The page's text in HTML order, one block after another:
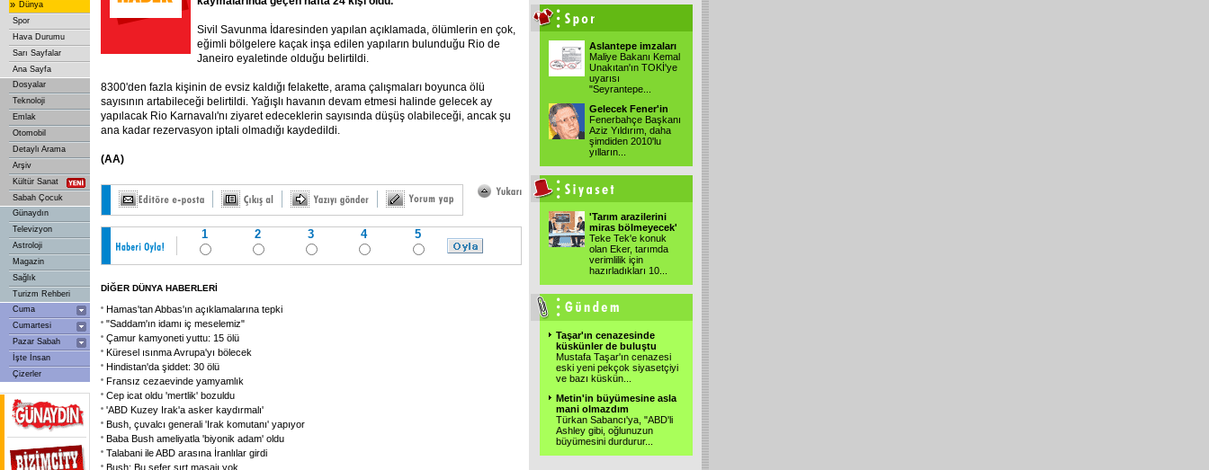
» Dünya
Spor
Hava Durumu
Sarı Sayfalar
Ana Sayfa
Dosyalar
Teknoloji
Emlak
Otomobil
Detaylı Arama
Arşiv
Kültür Sanat
Sabah Çocuk
Günaydın
Televizyon
Astroloji
Magazin
Sağlık
Turizm Rehberi
Cuma
Cumartesi
Pazar Sabah
İşte İnsan
Çizerler
Sivil Savunma İdaresinden yapılan açıklamada, ölümlerin en çok,
eğimli bölgelere kaçak inşa edilen yapıların bulunduğu Rio de
Janeiro eyaletinde olduğu belirtildi.
8300'den fazla kişinin de evsiz kaldığı felakette, arama çalışmaları boyunca ölü
sayısının artabileceği belirtildi. Yağışlı havanın devam etmesi halinde gelecek ay
yapılacak Rio Karnavalı'nı ziyaret edeceklerin sayısında düşüş olabileceği, ancak şu
ana kadar rezervasyon iptali olmadığı kaydedildi.
(AA)
1 2 3 4 5
DİĞER DÜNYA HABERLERİ
Hamas'tan Abbas'ın açıklamalarına tepki
"Saddam'ın idamı iç meselemiz"
Çamur kamyoneti yuttu: 15 ölü
Küresel ısınma Avrupa'yı bölecek
Hindistan'da şiddet: 30 ölü
Fransız cezaevinde yamyamlık
Cep icat oldu 'mertlik' bozuldu
'ABD Kuzey Irak'a asker kaydırmalı'
Bush, çuvalcı generali 'Irak komutanı' yapıyor
Baba Bush ameliyatla 'biyonik adam' oldu
Talabani ile ABD arasına İranlılar girdi
Bush: Bu sefer sırt masajı yok
Aslantepe imzaları
Maliye Bakanı Kemal
Unakıtan'ın TOKİ'ye
uyarısı
"Seyrantepe...
Gelecek Fener'in
Fenerbahçe Başkanı
Aziz Yıldırım, daha
şimdiden 2010'lu
yılların...
'Tarım arazilerini
miras bölmeyecek'
Teke Tek'e konuk
olan Eker, tarımda
verimlilik için
hazırladıkları 10...
Taşar'ın cenazesinde
küskünler de buluştu
Mustafa Taşar'ın cenazesi
eski yeni pekçok siyasetçiyi
ve bazı küskün...
Metin'in büyümesine asla
mani olmazdım
Türkan Sabancı'ya, "ABD'li
Ashley gibi, oğlunuzun
büyümesini durdurur...